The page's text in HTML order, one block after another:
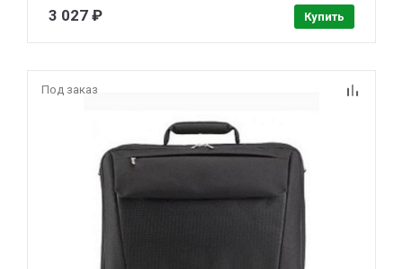
3 027 ₽ Купить
Под заказ